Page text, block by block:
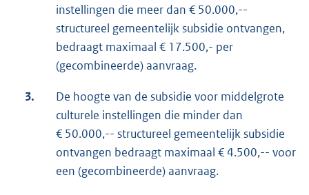
instellingen die meer dan € 50.000,--
structureel gemeentelijk subsidie ontvangen,
bedraagt maximaal € 17.500,- per
(gecombineerde) aanvraag.
3.
De hoogte van de subsidie voor middelgrote
culturele instellingen die minder dan
€ 50.000,-- structureel gemeentelijk subsidie
ontvangen bedraagt maximaal € 4.500,-- voor
een (gecombineerde) aanvraag.